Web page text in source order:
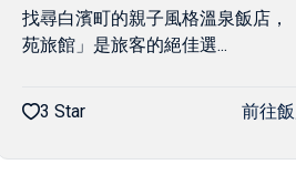
找尋白濱町的親子風格溫泉飯店，
苑旅館」是旅客的絕佳選...
3 Star 前往